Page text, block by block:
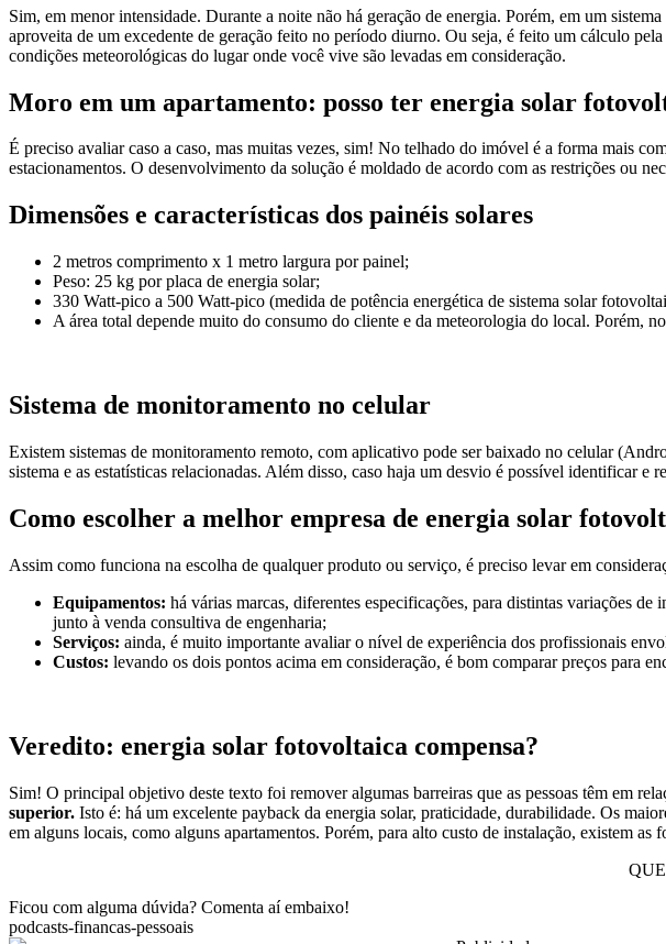
Sim, em menor intensidade. Durante a noite não há geração de energia. Porém, em um
aproveita de um excedente de geração feito no período diurno. Ou seja, é feito um cálculo
condições meteorológicas do lugar onde você vive são levadas em consideração.
Moro em um apartamento: posso ter energia solar
É preciso avaliar caso a caso, mas muitas vezes, sim! No telhado do imóvel é a forma mais
estacionamentos. O desenvolvimento da solução é moldado de acordo com as restrições ou
Dimensões e características dos painéis solares
2 metros comprimento x 1 metro largura por painel;
Peso: 25 kg por placa de energia solar;
330 Watt-pico a 500 Watt-pico (medida de potência energética de sistema solar
A área total depende muito do consumo do cliente e da meteorologia do local. Porém,
Sistema de monitoramento no celular
Existem sistemas de monitoramento remoto, com aplicativo pode ser baixado no celular
sistema e as estatísticas relacionadas. Além disso, caso haja um desvio é possível identificar
Como escolher a melhor empresa de energia solar
Assim como funciona na escolha de qualquer produto ou serviço, é preciso levar em
Equipamentos: há várias marcas, diferentes especificações, para distintas variações
junto à venda consultiva de engenharia;
Serviços: ainda, é muito importante avaliar o nível de experiência dos profissionais
Custos: levando os dois pontos acima em consideração, é bom comparar preços para
Veredito: energia solar fotovoltaica compensa?
Sim! O principal objetivo deste texto foi remover algumas barreiras que as pessoas têm em
superior. Isto é: há um excelente payback da energia solar, praticidade, durabilidade. Os
em alguns locais, como alguns apartamentos. Porém, para alto custo de instalação, existem
Ficou com alguma dúvida? Comenta aí embaixo!
podcasts-financas-pessoais